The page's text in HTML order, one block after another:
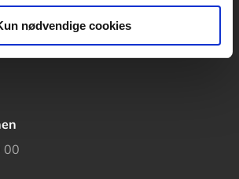
nødvendige cookies
00